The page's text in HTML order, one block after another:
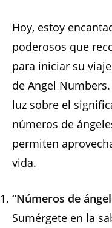
Hoy, estoy
poderosos que
para iniciar su
de Angel
luz sobre el
números de
permiten
vida.
“Números de
Sumérgete en la